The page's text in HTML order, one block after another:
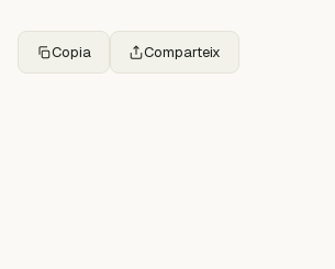
Copia Comparteix